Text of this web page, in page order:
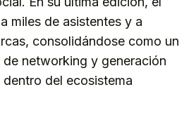
miles de asistentes y a
consolidándose como un
networking y generación
del ecosistema